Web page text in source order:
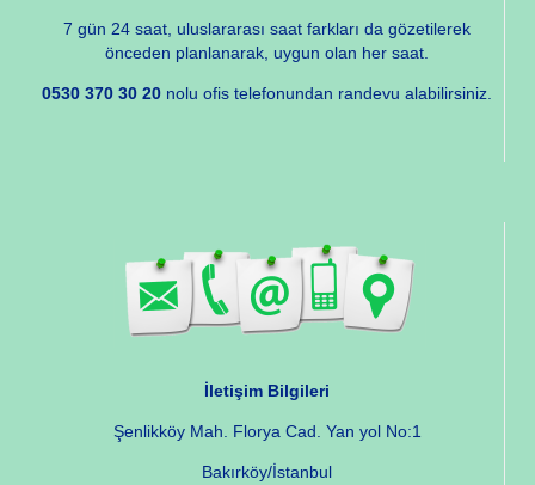
7 gün 24 saat, uluslararası saat farkları da gözetilerek
önceden planlanarak, uygun olan her saat.
0530 370 30 20 nolu ofis telefonundan randevu alabilirsiniz.
İletişim Bilgileri
Şenlikköy Mah. Florya Cad. Yan yol No:1
Bakırköy/İstanbul